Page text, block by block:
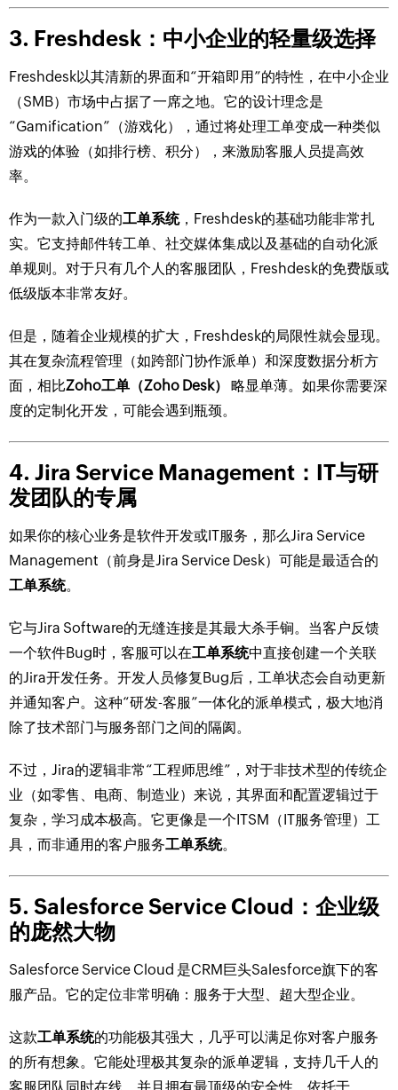
3. Freshdesk：中小企业的轻量级选择
Freshdesk以其清新的界面和“开箱即用”的特性，在中小企业
（SMB）市场中占据了一席之地。它的设计理念是
“Gamification”（游戏化），通过将处理工单变成一种类似
游戏的体验（如排行榜、积分），来激励客服人员提高效
率。
作为一款入门级的工单系统，Freshdesk的基础功能非常扎
实。它支持邮件转工单、社交媒体集成以及基础的自动化派
单规则。对于只有几个人的客服团队，Freshdesk的免费版或
低级版本非常友好。
但是，随着企业规模的扩大，Freshdesk的局限性就会显现。
其在复杂流程管理（如跨部门协作派单）和深度数据分析方
面，相比Zoho工单（Zoho Desk）
略显单薄。如果你需要深
度的定制化开发，可能会遇到瓶颈。
4. Jira Service Management：IT与研
发团队的专属
如果你的核心业务是软件开发或IT服务，那么Jira Service
Management（前身是Jira Service Desk）可能是最适合的
工单系统。
它与Jira Software的无缝连接是其最大杀手锏。当客户反馈
一个软件Bug时，客服可以在工单系统中直接创建一个关联
的Jira开发任务。开发人员修复Bug后，工单状态会自动更新
并通知客户。这种“研发-客服”一体化的派单模式，极大地消
除了技术部门与服务部门之间的隔阂。
不过，Jira的逻辑非常“工程师思维”，对于非技术型的传统企
业（如零售、电商、制造业）来说，其界面和配置逻辑过于
复杂，学习成本极高。它更像是一个ITSM（IT服务管理）工
具，而非通用的客户服务工单系统。
5. Salesforce Service Cloud：企业级
的庞然大物
Salesforce Service Cloud 是CRM巨头Salesforce旗下的客
服产品。它的定位非常明确：服务于大型、超大型企业。
这款工单系统的功能极其强大，几乎可以满足你对客户服务
的所有想象。它能处理极其复杂的派单逻辑，支持几千人的